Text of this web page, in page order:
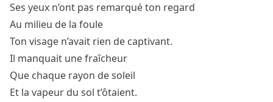
Ses yeux n’ont pas remarqué ton regard
Au milieu de la foule
Ton visage n’avait rien de captivant.
Il manquait une fraîcheur
Que chaque rayon de soleil
Et la vapeur du sol t’ôtaient.